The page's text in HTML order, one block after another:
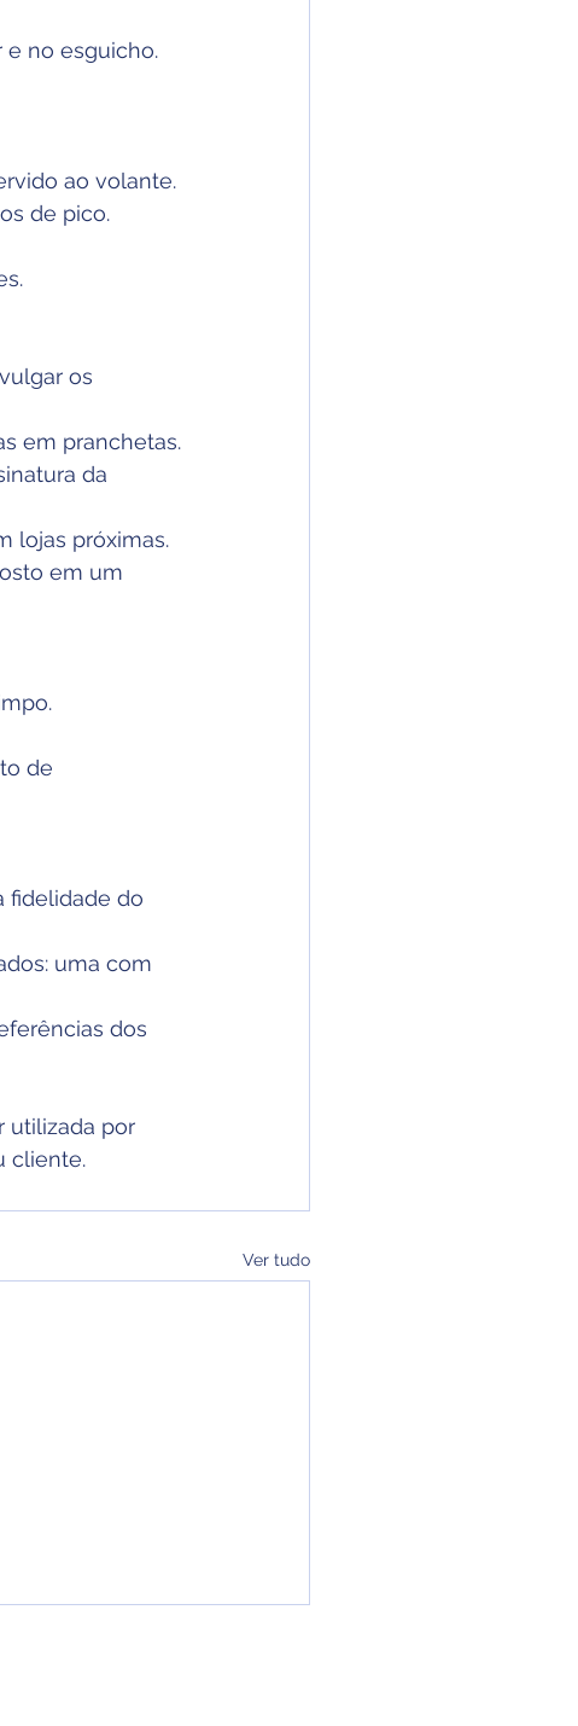
e no esguicho.
ao volante.
de pico.
os
em pranchetas.
da
lojas próximas.
em um
de
fidelidade do
uma com
dos
utilizada por
cliente.
Ver tudo